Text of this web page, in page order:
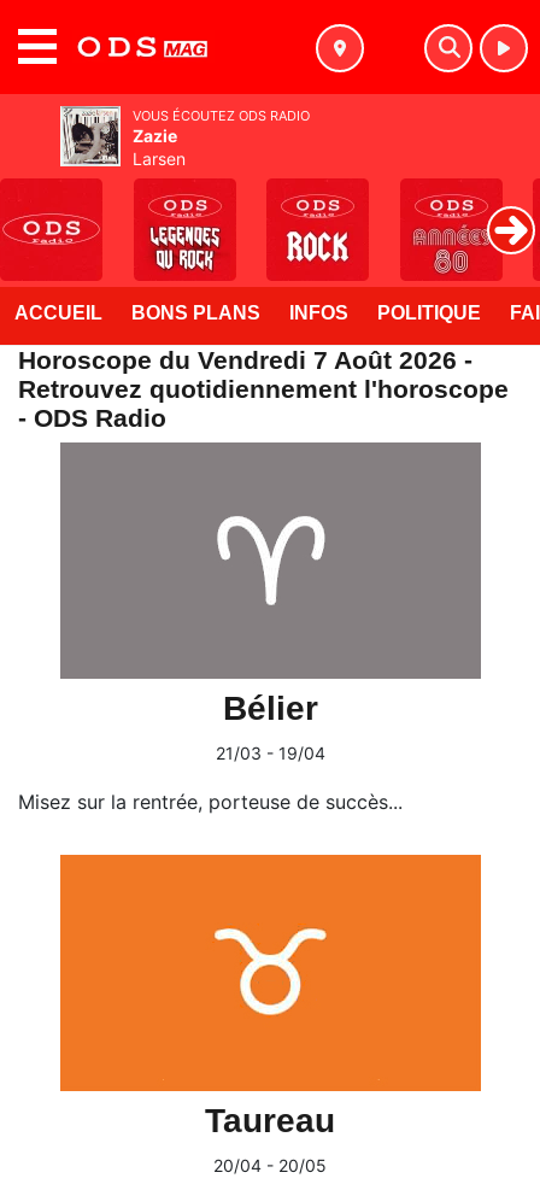
ACCUEIL BONS PLANS INFOS POLITIQUE
Horoscope du Vendredi 7 Août 2026 -
Retrouvez quotidiennement l'horoscope
- ODS Radio
Bélier
21/03 - 19/04
Misez sur la rentrée, porteuse de succès...
Taureau
20/04 - 20/05
VOUS ÉCOUTEZ ODS RADIO
Zazie
Larsen